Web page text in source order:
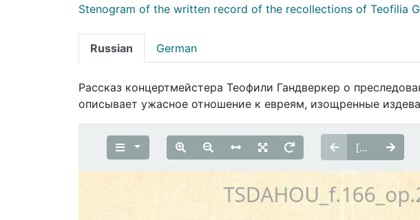
Stenogram of the written record of the recollections of Teofilia
Russian German
Рассказ концертмейстера Теофили Гандверкер о
описывает ужасное отношение к евреям, изощренные